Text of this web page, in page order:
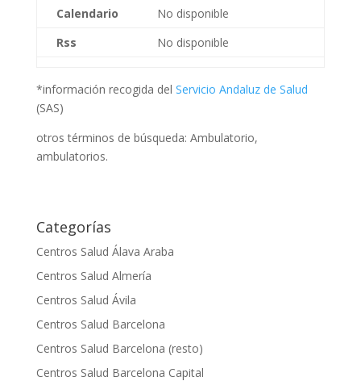
Calendario
No disponible
Rss
No disponible
*información recogida del Servicio Andaluz de Salud
(SAS)
otros términos de búsqueda: Ambulatorio,
ambulatorios.
Categorías
Centros Salud Álava Araba
Centros Salud Almería
Centros Salud Ávila
Centros Salud Barcelona
Centros Salud Barcelona (resto)
Centros Salud Barcelona Capital